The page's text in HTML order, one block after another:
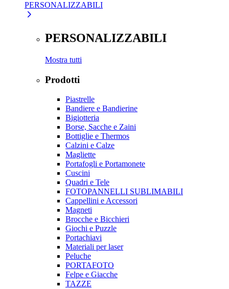
PERSONALIZZABILI
PERSONALIZZABILI
Mostra tutti
Prodotti
Piastrelle
Bandiere e Bandierine
Bigiotteria
Borse, Sacche e Zaini
Bottiglie e Thermos
Calzini e Calze
Magliette
Portafogli e Portamonete
Cuscini
Quadri e Tele
FOTOPANNELLI SUBLIMABILI
Cappellini e Accessori
Magneti
Brocche e Bicchieri
Giochi e Puzzle
Portachiavi
Materiali per laser
Peluche
PORTAFOTO
Felpe e Giacche
TAZZE